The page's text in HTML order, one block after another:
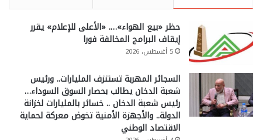
حظر «بيع الهواء»…. «الأعلى للإعلام» يقرر
إيقاف البرامج المخالفة فورا
5 أغسطس، 2026
السجائر المهربة تستنزف المليارات.. ورئيس
شعبة الدخان يطالب بحصار السوق السوداء…
رئيس شعبة الدخان .. خسائر بالمليارات لخزانة
الدولة.. والأجهزة الأمنية تخوض معركة لحماية
الاقتصاد الوطني